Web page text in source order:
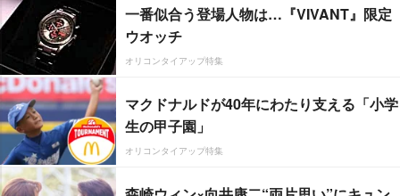
一番似合う登場人物は…『VIVANT』限定
ウオッチ
オリコンタイアップ特集
マクドナルドが40年にわたり支える「小学
生の甲子園」
オリコンタイアップ特集